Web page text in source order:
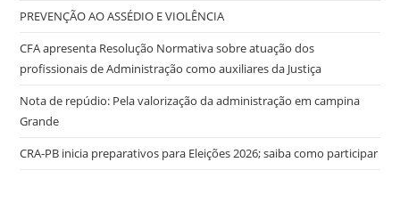
PREVENÇÃO AO ASSÉDIO E VIOLÊNCIA
CFA apresenta Resolução Normativa sobre atuação dos
profissionais de Administração como auxiliares da Justiça
Nota de repúdio: Pela valorização da administração em campina
Grande
CRA-PB inicia preparativos para Eleições 2026; saiba como participar